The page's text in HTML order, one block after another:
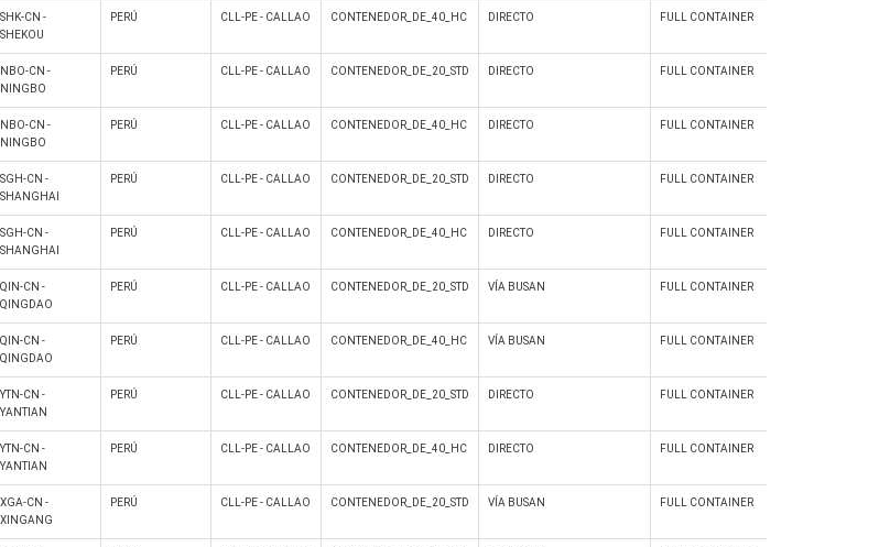
SHK-CN -
SHEKOU
PERÚ CLL-PE - CALLAO CONTENEDOR_DE_40_HC DIRECTO FULL CONTAINER
NBO-CN -
NINGBO
PERÚ CLL-PE - CALLAO CONTENEDOR_DE_20_STD DIRECTO FULL CONTAINER
NBO-CN -
NINGBO
PERÚ CLL-PE - CALLAO CONTENEDOR_DE_40_HC DIRECTO FULL CONTAINER
SGH-CN -
SHANGHAI
PERÚ CLL-PE - CALLAO CONTENEDOR_DE_20_STD DIRECTO FULL CONTAINER
SGH-CN -
SHANGHAI
PERÚ CLL-PE - CALLAO CONTENEDOR_DE_40_HC DIRECTO FULL CONTAINER
QIN-CN -
QINGDAO
PERÚ CLL-PE - CALLAO CONTENEDOR_DE_20_STD VÍA BUSAN FULL CONTAINER
QIN-CN -
QINGDAO
PERÚ CLL-PE - CALLAO CONTENEDOR_DE_40_HC VÍA BUSAN FULL CONTAINER
YTN-CN -
YANTIAN
PERÚ CLL-PE - CALLAO CONTENEDOR_DE_20_STD DIRECTO FULL CONTAINER
YTN-CN -
YANTIAN
PERÚ CLL-PE - CALLAO CONTENEDOR_DE_40_HC DIRECTO FULL CONTAINER
XGA-CN -
XINGANG
PERÚ CLL-PE - CALLAO CONTENEDOR_DE_20_STD VÍA BUSAN FULL CONTAINER